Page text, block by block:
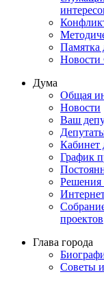
Памятка
Новости
Дума
Общая
Новости
Ваш
Кабинет
График
Решения
проектов
Глава города
Советы